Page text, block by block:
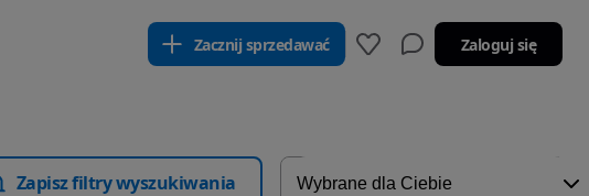
Zacznij sprzedawać Zaloguj się
Zapisz filtry wyszukiwania